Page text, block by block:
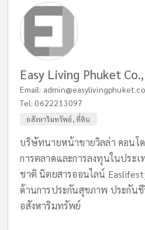
Easy Living Phuket
Email:
Tel:0622213097
อสังหาริมทรัพย์, ที่ดิน
บริษัทนายหน้าขายวิลล่า คอนโ
การตลาดและการลงทุนในประ
ชาติ นิตยสารออนไลน์
ด้านการประกันสุขภาพ ประกัน
อสังหาริมทรัพย์